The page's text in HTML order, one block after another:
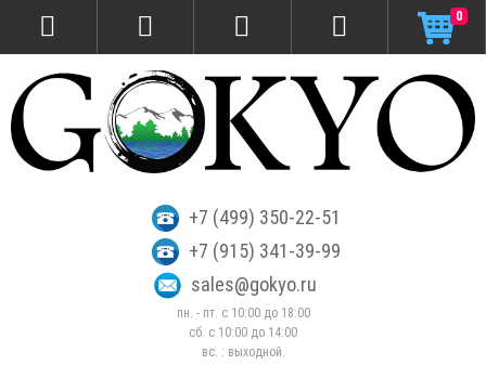
+7 (499) 350-22-51
+7 (915) 341-39-99
sales@gokyo.ru
пн. - пт. с 10:00 до 18:00
сб. c 10:00 до 14:00
вс. : выходной.
0